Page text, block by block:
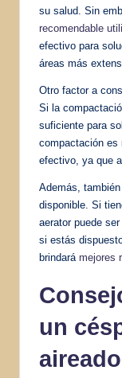
su salud. Sin
recomendable
efectivo para
áreas más
Otro factor a
Si la
suficiente para
compactación es
efectivo, ya que
Además,
disponible. Si
aerator puede
si estás
brindará mejores
un
aireado